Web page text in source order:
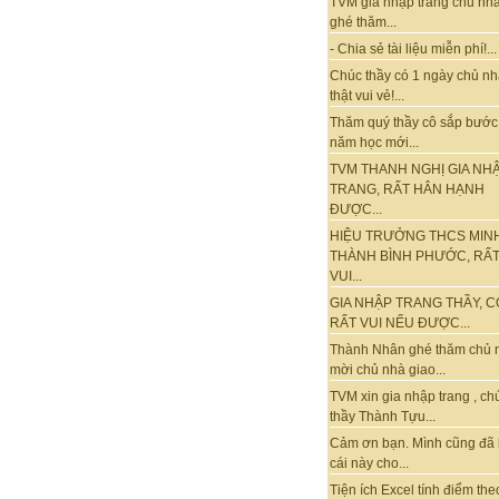
ghé thăm...
- Chia sẻ tài liệu miễn phí!...
Chúc thầy có 1 ngày chủ
thật vui vẻ!...
Thăm quý thầy cô sắp
năm học mới...
TVM THANH NGHỊ GIA
TRANG, RẤT HÂN HẠNH
ĐƯỢC...
HIỆU TRƯỞNG THCS
THÀNH BÌNH PHƯỚC, RẤT
VUI...
GIA NHẬP TRANG THẦY,
RẤT VUI NẾU ĐƯỢC...
Thành Nhân ghé thăm chủ
mời chủ nhà giao...
TVM xin gia nhập trang ,
thầy Thành Tựu...
Cảm ơn bạn. Mình cũng đã
cái này cho...
Tiện ích Excel tính điểm